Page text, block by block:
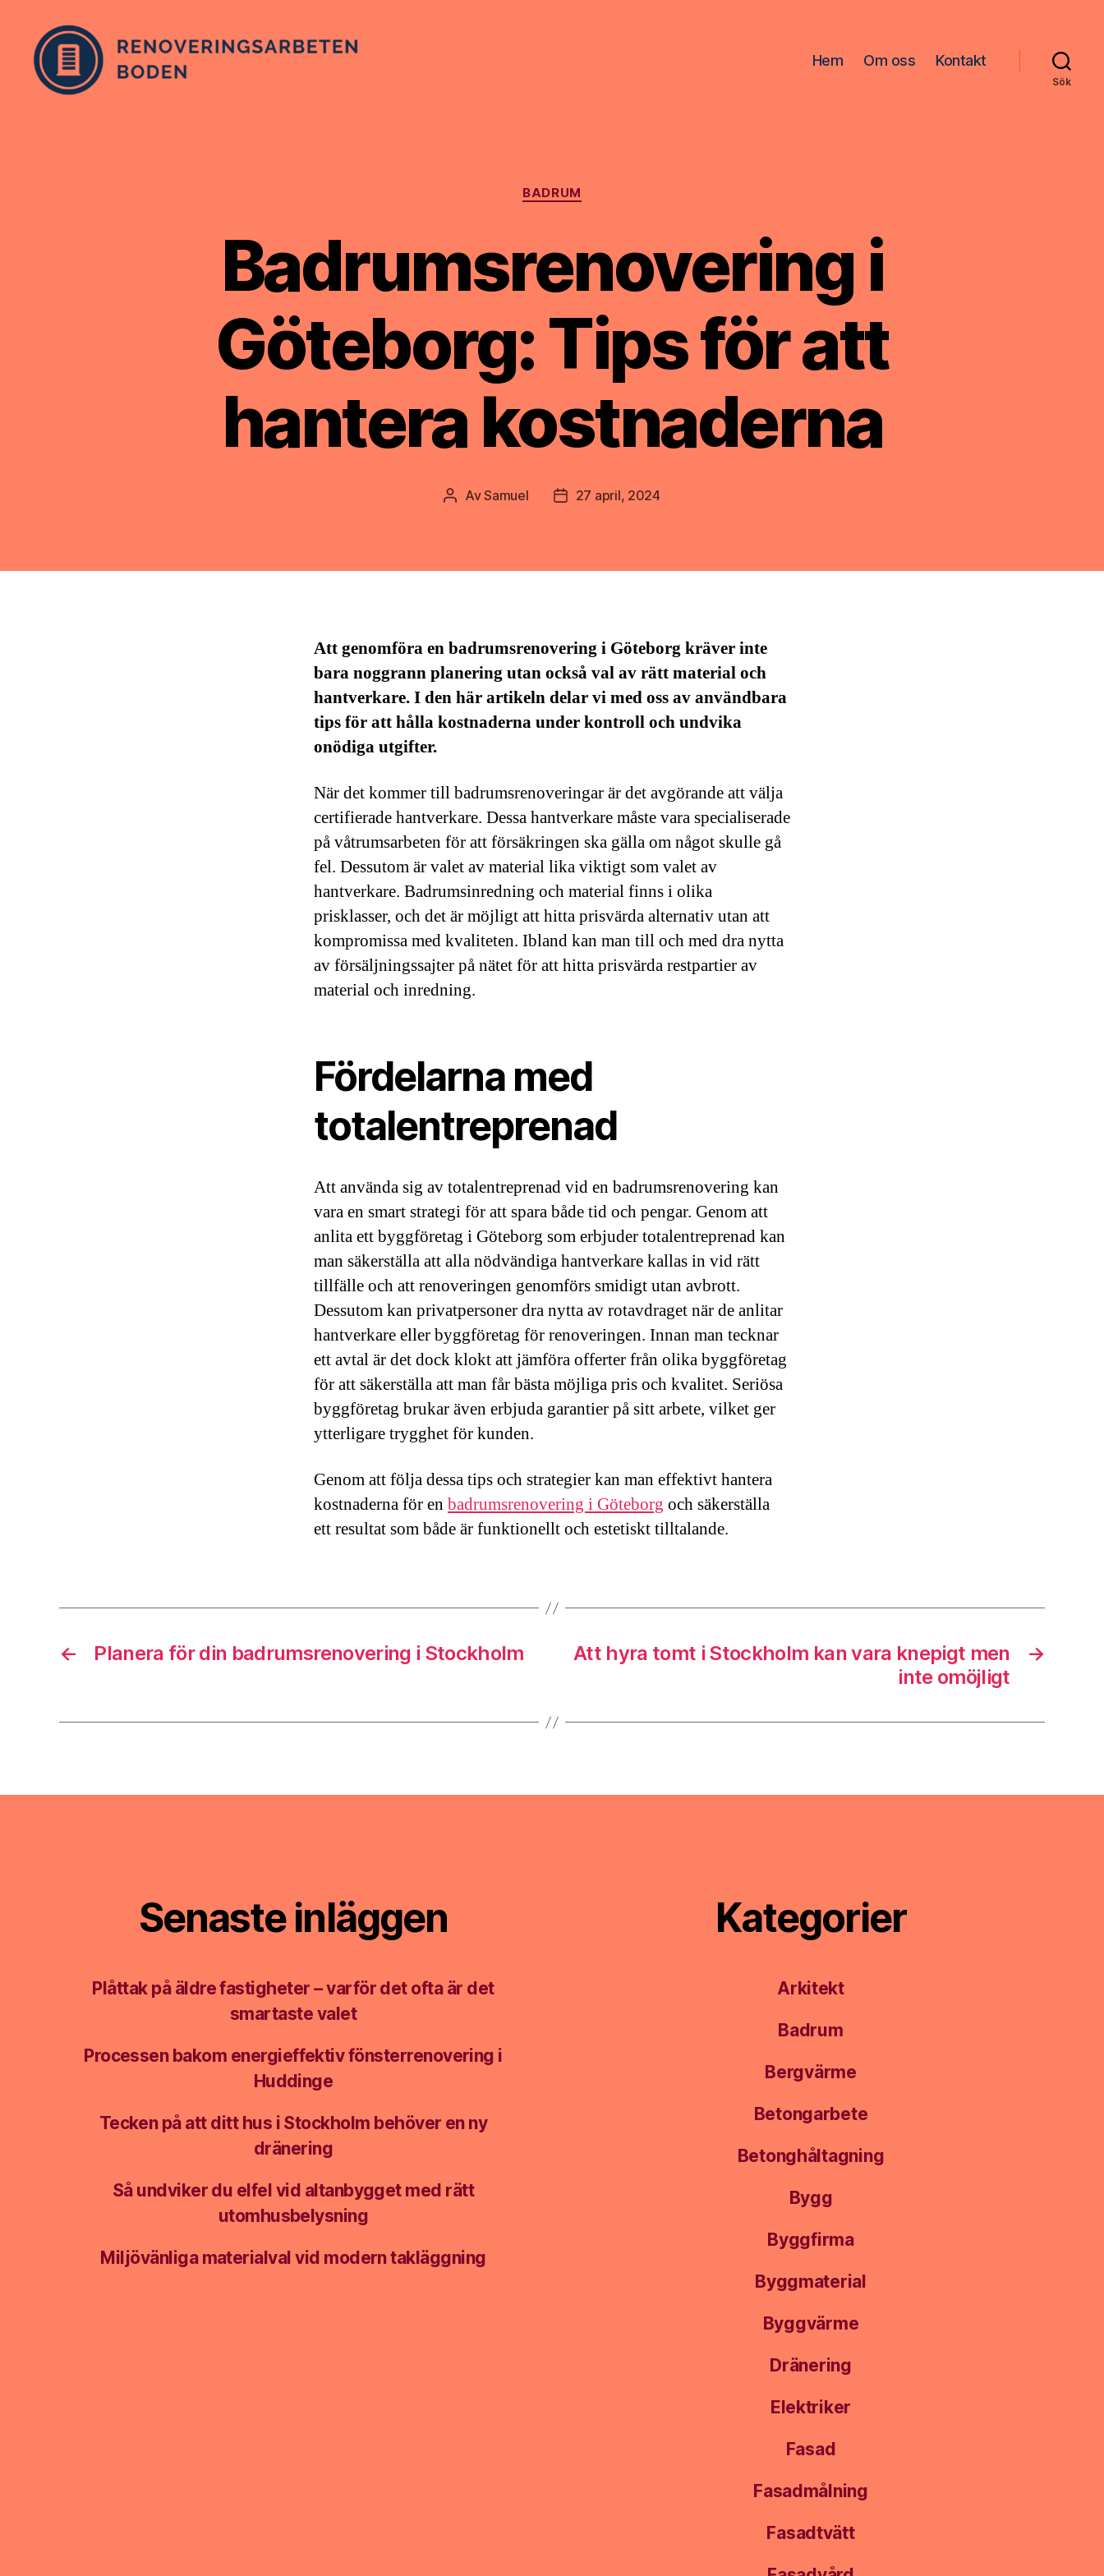
Hem Om oss Kontakt
Sök
Kategorier
BADRUM
Badrumsrenovering i
Göteborg: Tips för att
hantera kostnaderna
Inläggsförfattare
AvSamuel Inläggsdatum
27 april, 2024
Att genomföra en badrumsrenovering i Göteborg kräver inte
bara noggrann planering utan också val av rätt material och
hantverkare. I den här artikeln delar vi med oss av användbara
tips för att hålla kostnaderna under kontroll och undvika
onödiga utgifter.
När det kommer till badrumsrenoveringar är det avgörande att välja
certifierade hantverkare. Dessa hantverkare måste vara specialiserade
på våtrumsarbeten för att försäkringen ska gälla om något skulle gå
fel. Dessutom är valet av material lika viktigt som valet av
hantverkare. Badrumsinredning och material finns i olika
prisklasser, och det är möjligt att hitta prisvärda alternativ utan att
kompromissa med kvaliteten. Ibland kan man till och med dra nytta
av försäljningssajter på nätet för att hitta prisvärda restpartier av
material och inredning.
Fördelarna med
totalentreprenad
Att använda sig av totalentreprenad vid en badrumsrenovering kan
vara en smart strategi för att spara både tid och pengar. Genom att
anlita ett byggföretag i Göteborg som erbjuder totalentreprenad kan
man säkerställa att alla nödvändiga hantverkare kallas in vid rätt
tillfälle och att renoveringen genomförs smidigt utan avbrott.
Dessutom kan privatpersoner dra nytta av rotavdraget när de anlitar
hantverkare eller byggföretag för renoveringen. Innan man tecknar
ett avtal är det dock klokt att jämföra offerter från olika byggföretag
för att säkerställa att man får bästa möjliga pris och kvalitet. Seriösa
byggföretag brukar även erbjuda garantier på sitt arbete, vilket ger
ytterligare trygghet för kunden.
Genom att följa dessa tips och strategier kan man effektivt hantera
kostnaderna för en badrumsrenovering i Göteborg och säkerställa
ett resultat som både är funktionellt och estetiskt tilltalande.
← Planera för din badrumsrenovering i Stockholm →
Att hyra tomt i Stockholm kan vara knepigt men
inte omöjligt
Senaste inläggen
Plåttak på äldre fastigheter – varför det ofta är det
smartaste valet
Processen bakom energieffektiv fönsterrenovering i
Huddinge
Tecken på att ditt hus i Stockholm behöver en ny
dränering
Så undviker du elfel vid altanbygget med rätt
utomhusbelysning
Miljövänliga materialval vid modern takläggning
Kategorier
Arkitekt
Badrum
Bergvärme
Betongarbete
Betonghåltagning
Bygg
Byggfirma
Byggmaterial
Byggvärme
Dränering
Elektriker
Fasad
Fasadmålning
Fasadtvätt